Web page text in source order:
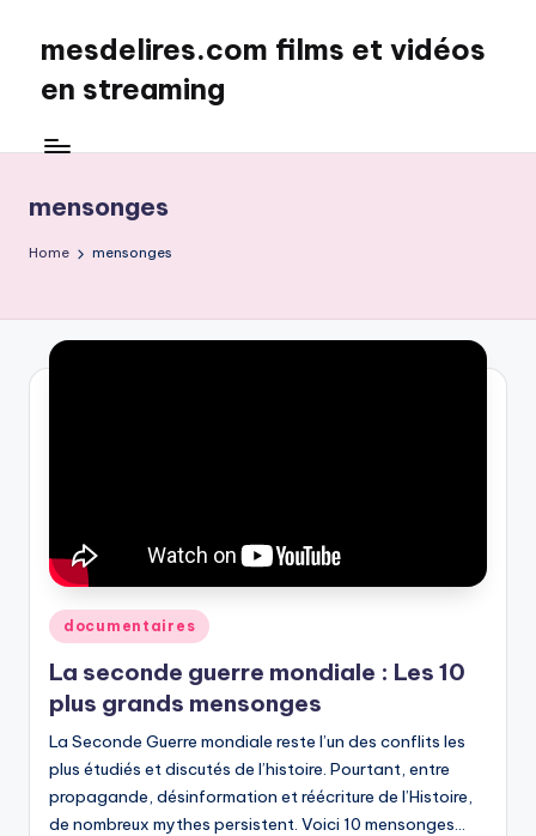
content
mesdelires.com films et vidéos
en streaming
:
et
complet
français
mensonges
Home mensonges
Posted
in
documentaires
La seconde guerre mondiale : Les 10
plus grands mensonges
La Seconde Guerre mondiale reste l’un des conflits les
plus étudiés et discutés de l’histoire. Pourtant, entre
propagande, désinformation et réécriture de l’Histoire,
de nombreux mythes persistent. Voici 10 mensonges…